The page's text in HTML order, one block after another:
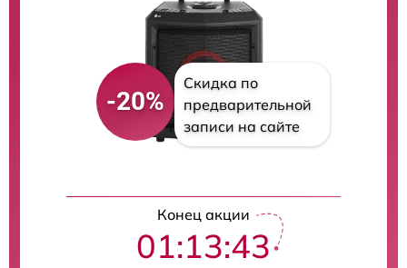
-20%
Скидка по
предварительной
записи на сайте
Конец акции
01:13:42